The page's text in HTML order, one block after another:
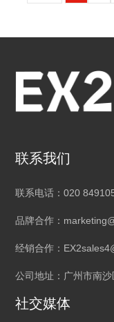
联系我们
联系电话：020
品牌合作：
经销合作：
公司地址：广州市南
社交媒体